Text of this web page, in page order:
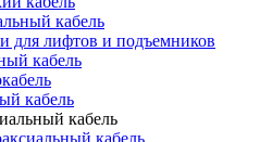
кабель
для лифтов и подъемников
кабель
кабель
кабель
кабель